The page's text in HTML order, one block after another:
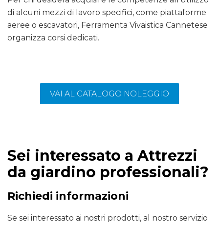
di alcuni mezzi di lavoro specifici, come piattaforme
aeree o escavatori, Ferramenta Vivaistica Cannetese
organizza corsi dedicati.
VAI AL CATALOGO NOLEGGIO
Sei interessato a Attrezzi
da giardino professionali?
Richiedi informazioni
Se sei interessato ai nostri prodotti, al nostro servizio